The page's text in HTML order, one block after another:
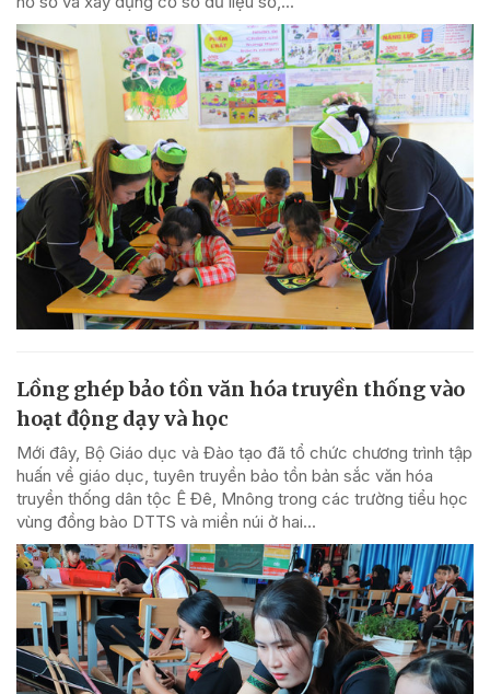
Lồng ghép bảo tồn văn hóa truyền thống vào
hoạt động dạy và học
Mới đây, Bộ Giáo dục và Đào tạo đã tổ chức chương trình tập
huấn về giáo dục, tuyên truyền bảo tồn bản sắc văn hóa
truyền thống dân tộc Ê Đê, Mnông trong các trường tiểu học
vùng đồng bào DTTS và miền núi ở hai...